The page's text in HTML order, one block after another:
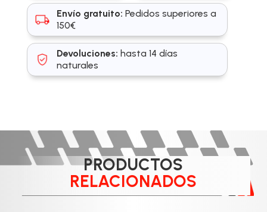
Envío gratuito: Pedidos superiores a
150€
Devoluciones: hasta 14 días
naturales
PRODUCTOS
RELACIONADOS